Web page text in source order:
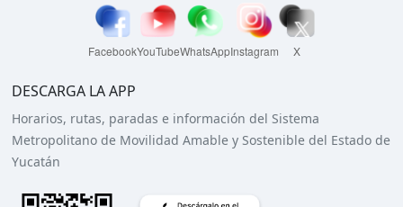
FacebookYouTubeWhatsAppInstagram X
DESCARGA LA APP
Horarios, rutas, paradas e información del Sistema
Metropolitano de Movilidad Amable y Sostenible del Estado de
Yucatán